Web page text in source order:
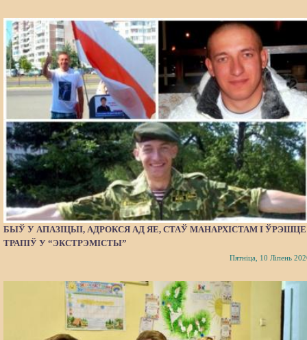
БЫЎ У АПАЗІЦЫІ, АДРОКСЯ АД ЯЕ, СТАЎ МАНАРХІСТАМ І ЎРЭШЦЕ
ТРАПІЎ У “ЭКСТРЭМІСТЫ”
Пятніца, 10 Ліпень